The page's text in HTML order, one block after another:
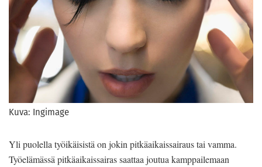
Kuva: Ingimage
Yli puolella työikäisistä on jokin pitkäaikaissairaus tai vamma.
Työelämässä pitkäaikaissairas saattaa joutua kamppailemaan